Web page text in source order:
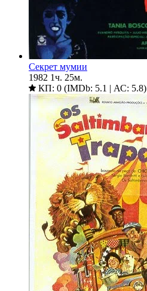
Секрет мумии
1982 1ч. 25м.
КП: 0 (IMDb: 5.1 | АС: 5.8)